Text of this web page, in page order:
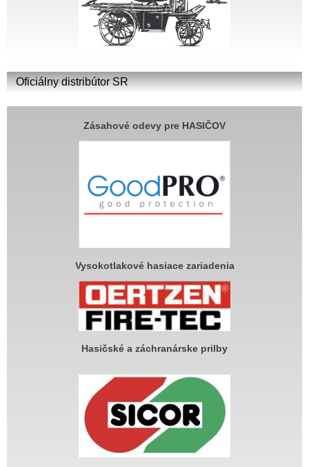
Oficiálny distribútor SR
Zásahové odevy pre HASIČOV
Vysokotlakové hasiace zariadenia
Hasičské a záchranárske prilby